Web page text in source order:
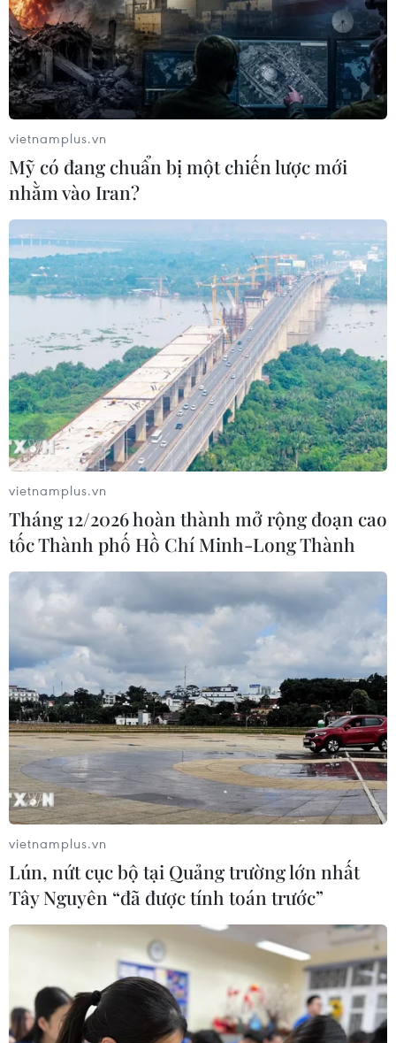
vietnamplus.vn
Mỹ có đang chuẩn bị một chiến lược mới
nhằm vào Iran?
vietnamplus.vn
Tháng 12/2026 hoàn thành mở rộng đoạn cao
tốc Thành phố Hồ Chí Minh-Long Thành
vietnamplus.vn
Lún, nứt cục bộ tại Quảng trường lớn nhất
Tây Nguyên “đã được tính toán trước”